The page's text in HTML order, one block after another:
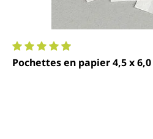
Note moyenne de 4.9 sur 5
Pochettes en papier 4,5 x